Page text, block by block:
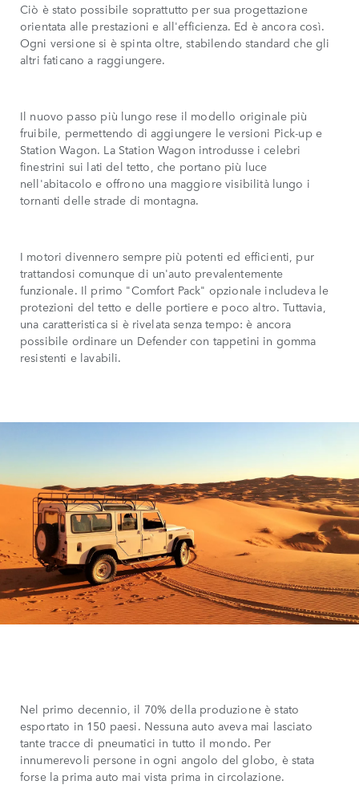
Ciò è stato possibile soprattutto per sua progettazione
orientata alle prestazioni e all'efficienza. Ed è ancora così.
Ogni versione si è spinta oltre, stabilendo standard che gli
altri faticano a raggiungere.
Il nuovo passo più lungo rese il modello originale più
fruibile, permettendo di aggiungere le versioni Pick-up e
Station Wagon. La Station Wagon introdusse i celebri
finestrini sui lati del tetto, che portano più luce
nell'abitacolo e offrono una maggiore visibilità lungo i
tornanti delle strade di montagna.
I motori divennero sempre più potenti ed efficienti, pur
trattandosi comunque di un'auto prevalentemente
funzionale. Il primo "Comfort Pack" opzionale includeva le
protezioni del tetto e delle portiere e poco altro. Tuttavia,
una caratteristica si è rivelata senza tempo: è ancora
possibile ordinare un Defender con tappetini in gomma
resistenti e lavabili.
Nel primo decennio, il 70% della produzione è stato
esportato in 150 paesi. Nessuna auto aveva mai lasciato
tante tracce di pneumatici in tutto il mondo. Per
innumerevoli persone in ogni angolo del globo, è stata
forse la prima auto mai vista prima in circolazione.